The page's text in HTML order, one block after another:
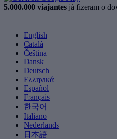
5.000.000 viajantes já fizeram o
English
Català
Čeština
Dansk
Deutsch
Ελληνικά
Español
Français
한국어
Italiano
Nederlands
日本語